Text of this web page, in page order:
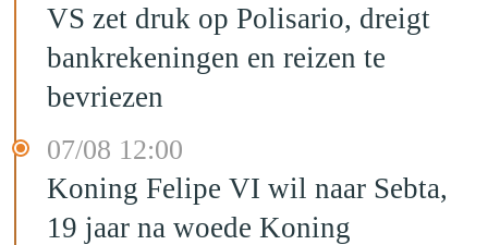
VS zet druk op Polisario, dreigt
bankrekeningen en reizen te
bevriezen
07/08 12:00
Koning Felipe VI wil naar Sebta,
19 jaar na woede Koning